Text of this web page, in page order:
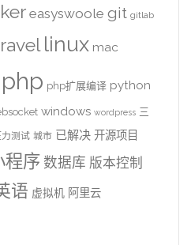
easyswoole git gitlab
linux mac
php php扩展编译 python
windows wordpress 三
力测试 城市 已解决 开源项目
程序 数据库 版本控制
语 虚拟机 阿里云